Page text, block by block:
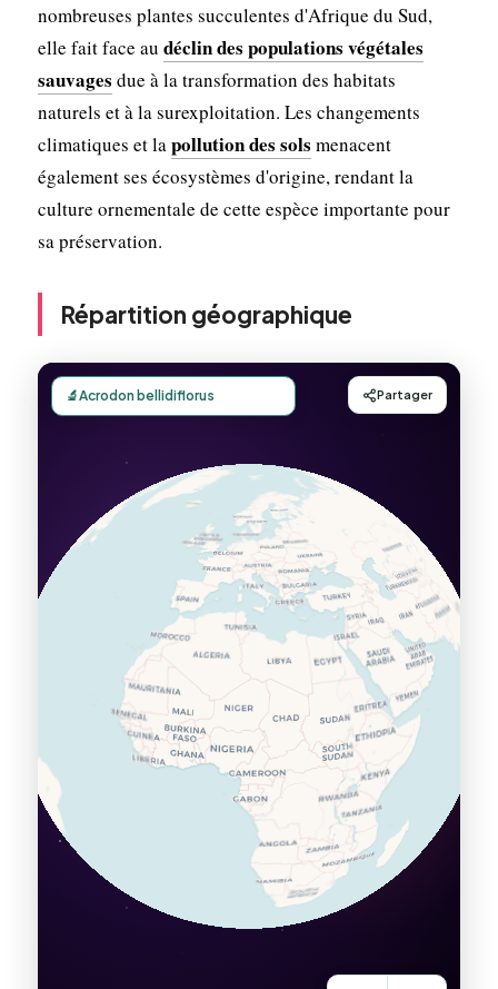
nombreuses plantes succulentes d'Afrique du Sud,
elle fait face au déclin des populations végétales
sauvages due à la transformation des habitats
naturels et à la surexploitation. Les changements
climatiques et lapollution des sols menacent
également ses écosystèmes d'origine, rendant la
culture ornementale de cette espèce importante pour
sa préservation.
Répartition géographique